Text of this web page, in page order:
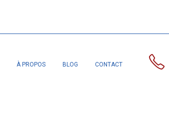
À PROPOS BLOG CONTACT